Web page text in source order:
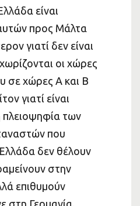
είναι
προς Μάλτα
γιατί δεν είναι
οι χώρες
σε χώρες Α και Β
γιατί είναι
πλειοψηφία των
που
δεν θέλουν
στην
επιθυμούν